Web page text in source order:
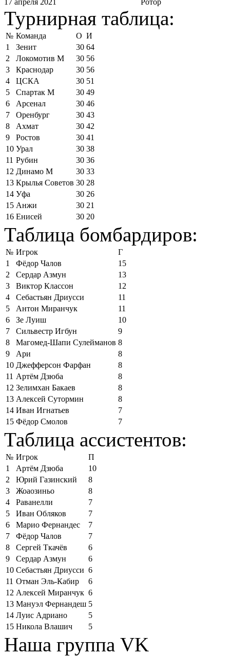
17 апреля 2021
Ротор
Турнирная таблица:
№ Команда О И
1
Зенит 30 64
2
Локомотив М 30 56
3
Краснодар 30 56
4
ЦСКА 30 51
5
Спартак М 30 49
6
Арсенал 30 46
7
Оренбург 30 43
8
Ахмат 30 42
9
Ростов 30 41
10 Урал 30 38
11 Рубин 30 36
12 Динамо М 30 33
13 Крылья Советов 30 28
14 Уфа 30 26
15 Анжи 30 21
16 Енисей 30 20
Таблица бомбардиров:
№ Игрок
Г
1
Фёдор Чалов
15
2
Сердар Азмун
13
3
Виктор Классон
12
4
Себастьян Дриусси
11
5
Антон Миранчук
11
6
Зе Луиш
10
7
Сильвестр Игбун
9
8
Магомед-Шапи Сулейманов 8
9
Ари
8
10 Джефферсон Фарфан
8
11 Артём Дзюба
8
12 Зелимхан Бакаев
8
13 Алексей Сутормин
8
14 Иван Игнатьев
7
15 Фёдор Смолов 7
Таблица ассистентов:
№ Игрок
П
1
Артём Дзюба
10
2
Юрий Газинский
8
3
Жоаозиньо
8
4
Раванелли
7
5
Иван Обляков
7
6
Марио Фернандес
7
7
Фёдор Чалов
7
8
Сергей Ткачёв
6
9
Сердар Азмун
6
10 Себастьян Дриусси 6
11 Отман Эль-Кабир
6
12 Алексей Миранчук 6
13 Мануэл Фернандеш 5
14 Луис Адриано
5
15 Никола Влашич 5
Наша группа VK